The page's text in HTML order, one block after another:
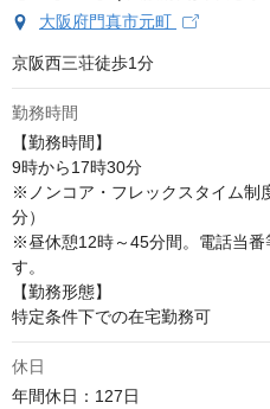
大阪府門真市元町
京阪西三荘徒歩1分
勤務時間
【勤務時間】
9時から17時30分
※ノンコア・フレックスタイム制
分）
※昼休憩12時～45分間。電話当番
す。
【勤務形態】
特定条件下での在宅勤務可
休日
年間休日：127日